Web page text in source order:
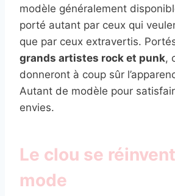
modèle généralement
porté autant par ceux qui
que par ceux extravertis.
grands artistes rock et punk,
donneront à coup sûr
Autant de modèle pour
envies.
Le clou se
mode